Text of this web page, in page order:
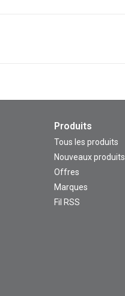
Produits
Tous les produits
Nouveaux produits
Offres
Marques
Fil RSS